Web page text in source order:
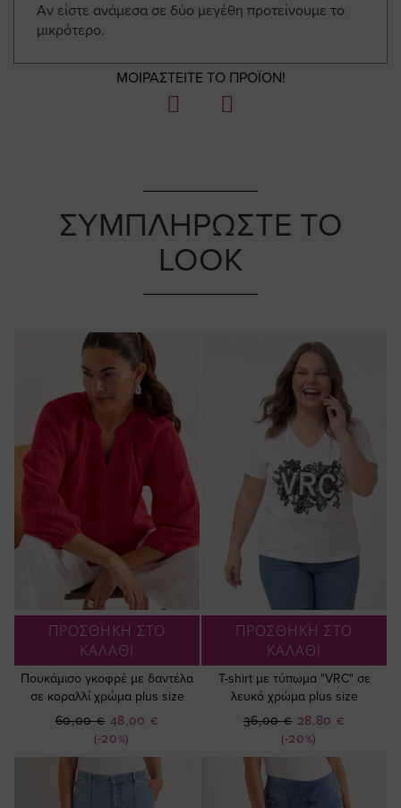
Αν είστε ανάμεσα σε δύο μεγέθη προτείνουμε το
μικρότερο.
ΜΟΙΡΑΣΤΕΙΤΕ ΤΟ ΠΡΟΪΟΝ!
ΣΥΜΠΛΗΡΩΣΤΕ ΤΟ
LOOK
ΠΡΟΣΘΗΚΗ ΣΤΟ
ΚΑΛΑΘΙ
Πουκάμισο γκοφρέ με δαντέλα
σε κοραλλί χρώμα plus size
(-20%)
Ειδική
Τιμή
48,00 €
60,00 €
ΠΡΟΣΘΗΚΗ ΣΤΟ
ΚΑΛΑΘΙ
T-shirt με τύπωμα "VRC" σε
λευκό χρώμα plus size
(-20%)
Ειδική
Τιμή
28,80 €
36,00 €